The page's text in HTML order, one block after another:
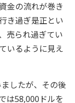
金の流れが巻き
き過ぎ是正とい
売られ過ぎてい
いるように見え
したが、その後
は58,000ドルを